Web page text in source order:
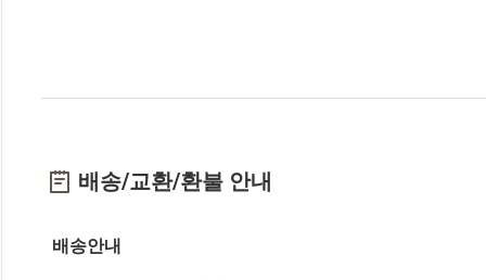
배송/교환/환불 안내
배송안내